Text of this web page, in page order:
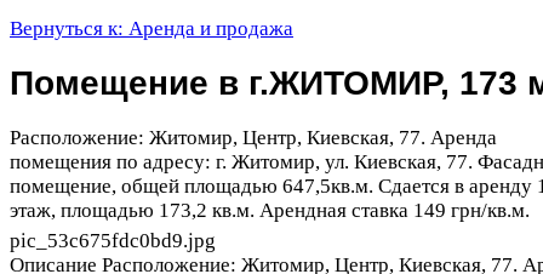
Вернуться к: Аренда и продажа
Помещение в г.ЖИТОМИР, 173
Расположение: Житомир, Центр, Киевская, 77. Аренда
помещения по адресу: г. Житомир, ул. Киевская, 77.
помещение, общей площадью 647,5кв.м. Сдается в аренду
этаж, площадью 173,2 кв.м. Арендная ставка 149 грн/кв.м.
pic_53c675fdc0bd9.jpg
Описание Расположение: Житомир, Центр, Киевская, 77.